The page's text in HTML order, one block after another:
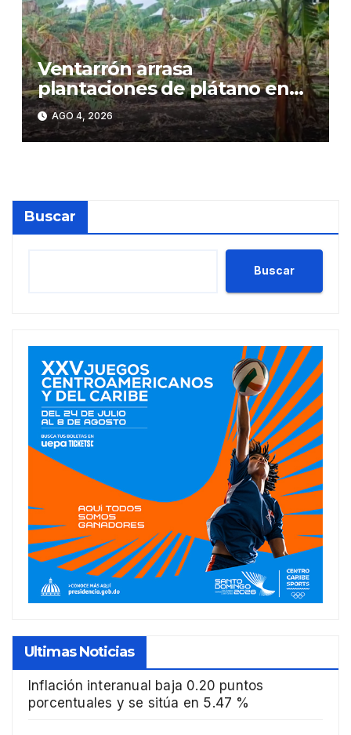
Ventarrón arrasa
plantaciones de plátano en
Moca y deja millonarias
pérdidas a productores
AGO 4, 2026
Buscar
Buscar
Ultimas Noticias
Inflación interanual baja 0.20 puntos
porcentuales y se sitúa en 5.47 %